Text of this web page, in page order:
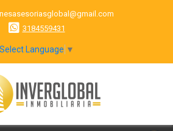
3184559431
Select Language ▼